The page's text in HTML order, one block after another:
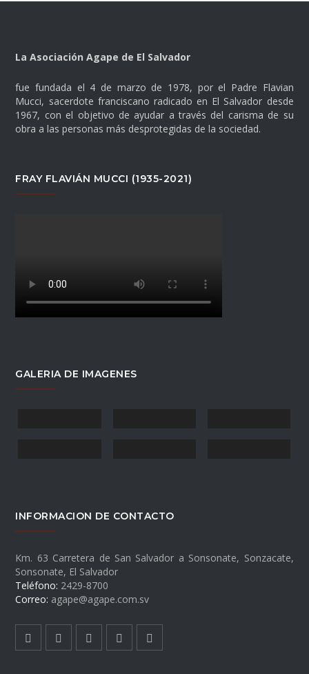
La Asociación Agape de El Salvador
fue fundada el 4 de marzo de 1978, por el Padre Flavian
Mucci, sacerdote franciscano radicado en El Salvador desde
1967, con el objetivo de ayudar a través del carisma de su
obra a las personas más desprotegidas de la sociedad.
FRAY FLAVIÁN MUCCI (1935-2021)
GALERIA DE IMAGENES
INFORMACION DE CONTACTO
Km. 63 Carretera de San Salvador a Sonsonate, Sonzacate,
Sonsonate, El Salvador
Teléfono: 2429-8700
Correo: agape@agape.com.sv